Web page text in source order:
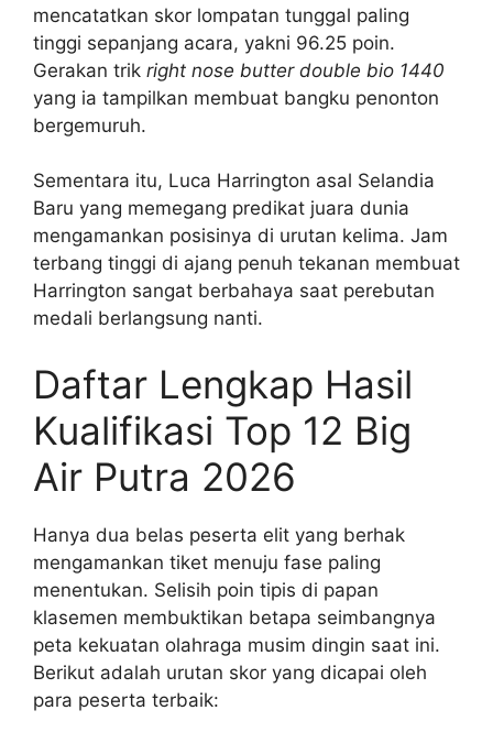
mencatatkan skor lompatan tunggal paling
tinggi sepanjang acara, yakni 96.25 poin.
Gerakan trik right nose butter double bio 1440
yang ia tampilkan membuat bangku penonton
bergemuruh.
Sementara itu, Luca Harrington asal Selandia
Baru yang memegang predikat juara dunia
mengamankan posisinya di urutan kelima. Jam
terbang tinggi di ajang penuh tekanan membuat
Harrington sangat berbahaya saat perebutan
medali berlangsung nanti.
Daftar Lengkap Hasil
Kualifikasi Top 12 Big
Air Putra 2026
Hanya dua belas peserta elit yang berhak
mengamankan tiket menuju fase paling
menentukan. Selisih poin tipis di papan
klasemen membuktikan betapa seimbangnya
peta kekuatan olahraga musim dingin saat ini.
Berikut adalah urutan skor yang dicapai oleh
para peserta terbaik: